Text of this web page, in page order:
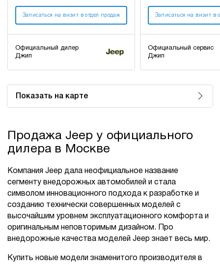
Показать на карте
Записаться на визит в отдел продаж
Официальный дилер
Джип
Записаться на визит в
Официальный сервис
Джип
Продажа Jeep у официального
дилера в Москве
Компания Jeep дала неофициальное название
сегменту внедорожных автомобилей и стала
символом инновационного подхода к разработке и
созданию технически совершенных моделей с
высочайшим уровнем эксплуатационного комфорта и
оригинальным неповторимым дизайном. Про
внедорожные качества моделей Jeep знает весь мир.
Купить новые модели знаменитого производителя в